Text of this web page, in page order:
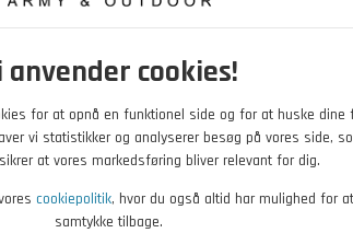
anvender cookies!
for at opnå en funktionel side og for at huske dine
vi statistikker og analyserer besøg på vores side,
at vores markedsføring bliver relevant for dig.
cookiepolitik, hvor du også altid har mulighed for
samtykke tilbage.
x
6.499,00DKK
Camouflagenet på Rulle, 78 x
2,4 M, Snow Camo